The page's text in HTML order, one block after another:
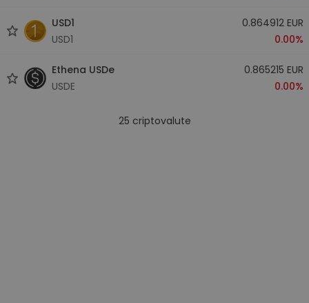
USD1
USD1
0.864912 EUR
0.00%
Ethena USDe
USDE
0.865215 EUR
0.00%
25 criptovalute